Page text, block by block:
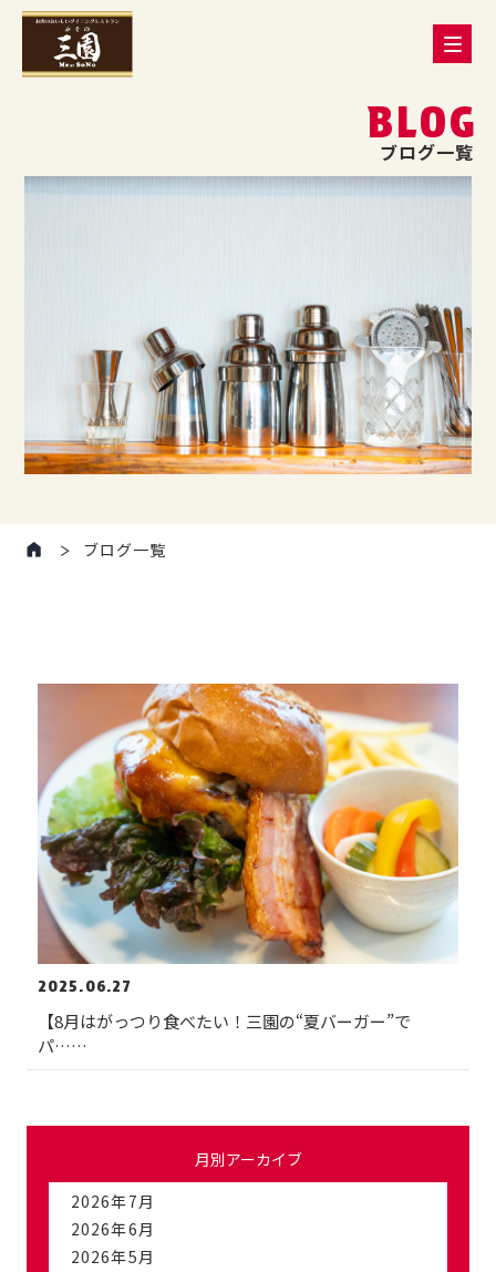
BLOG
ブログ一覧
ブログ一覧
2025.06.27
【8月はがっつり食べたい！三園の“夏バーガー”で
パ……
月別アーカイブ
2026年7月
2026年6月
2026年5月